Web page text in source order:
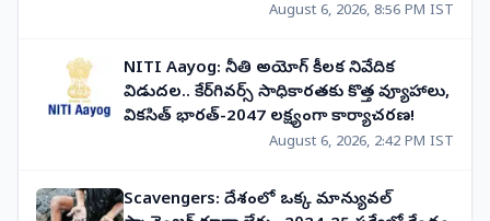
August 6, 2026, 8:56 PM IST
NITI Aayog: నీతి అయోగ్ కీలక నివేదిక
విడుదల.. కేర్‌గివర్స్ సాధికారతకు కొత్త వ్యూహాలు,
వికసిత్ భారత్-2047 లక్ష్యంగా కార్యాచరణ!
August 6, 2026, 2:42 PM IST
Scavengers: దేశంలో ఒక్క మాన్యువల్